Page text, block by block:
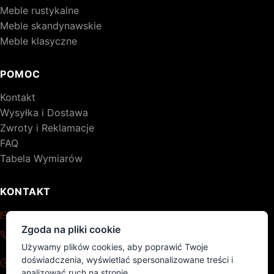
Meble rustykalne
Meble skandynawskie
Meble klasyczne
POMOC
Kontakt
Wysyłka i Dostawa
Zwroty i Reklamacje
FAQ
Tabela Wymiarów
KONTAKT
kontakt@drewniane-meble.pl
+48 795 776 620
Pon - Pt: 8:00 - 17:00
Sob - Nd: nieczynne
Zgoda na pliki cookie
Używamy plików cookies, aby poprawić Twoje
doświadczenia, wyświetlać spersonalizowane treści i